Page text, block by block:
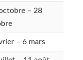
– 28
– 6 mars